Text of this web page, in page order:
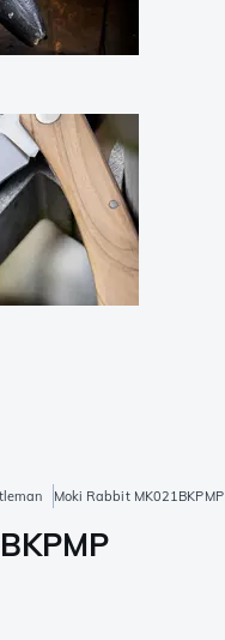
Moki Rabbit MK021BKPMP